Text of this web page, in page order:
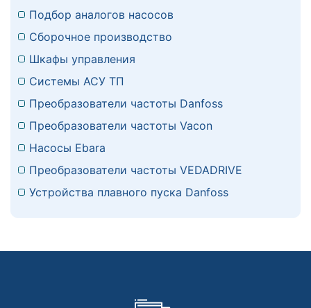
Подбор аналогов насосов
Сборочное производство
Шкафы управления
Системы АСУ ТП
Преобразователи частоты Danfoss
Преобразователи частоты Vacon
Насосы Ebara
Преобразователи частоты VEDADRIVE
Устройства плавного пуска Danfoss